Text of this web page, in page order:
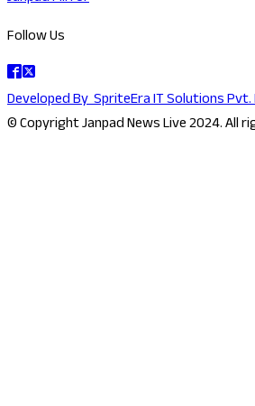
Follow Us
Developed BySpriteEra IT Solutions Pvt.
© Copyright Janpad News Live 2024. All